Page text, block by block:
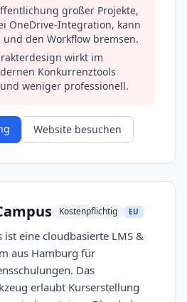
großer Projekte,
OneDrive-Integration, kann
den Workflow bremsen.
wirkt im
Konkurrenztools
weniger professionell.
Website besuchen
Kostenpflichtig EU
ist eine cloudbasierte LMS &
aus Hamburg für
Das
erlaubt Kurserstellung